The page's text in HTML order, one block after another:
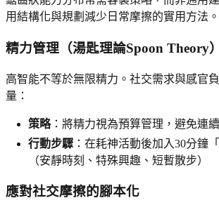
用結構化與規劃減少日常摩擦的實用方法。
精力管理（湯匙理論Spoon Theory）
高智能不等於無限精力。社交需求與感官
量：
策略：將精力視為預算管理，避免連
行動步驟 ：在耗神活動後加入30分鐘
（安靜時刻、特殊興趣、短暫散步）
應對社交摩擦的腳本化